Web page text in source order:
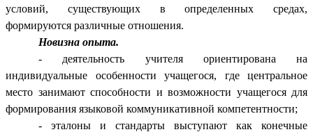
условий, существующих в определенных средах,
формируются различные отношения.
Новизна опыта.
- деятельность учителя ориентирована на
индивидуальные особенности учащегося, где центральное
место занимают способности и возможности учащегося для
формирования языковой коммуникативной компетентности;
- эталоны и стандарты выступают как конечные